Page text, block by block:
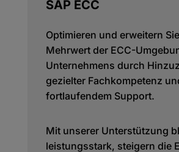
SAP ECC
Optimieren und erweitern
Mehrwert der ECC-
Unternehmens durch
gezielter Fachkompetenz
fortlaufendem Support.
Mit unserer Unterstützung
leistungsstark, steigern die